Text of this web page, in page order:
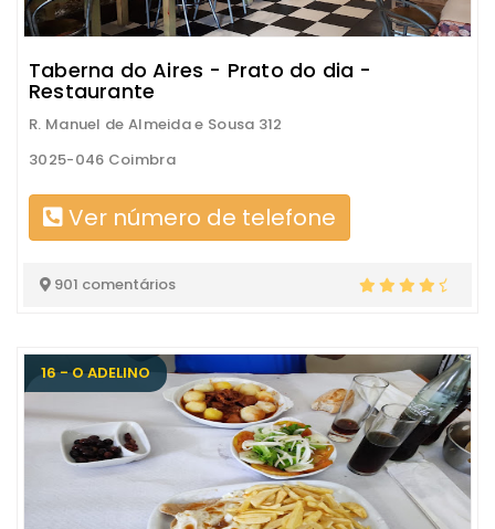
Taberna do Aires - Prato do dia -
Restaurante
R. Manuel de Almeida e Sousa 312
3025-046 Coimbra
Ver número de telefone
901 comentários
16 - O ADELINO